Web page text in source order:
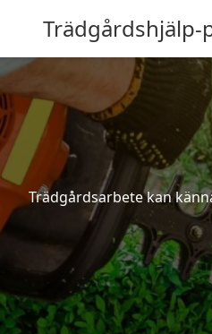
Trädgårdshjälp-
Trädgårdsarbete kan